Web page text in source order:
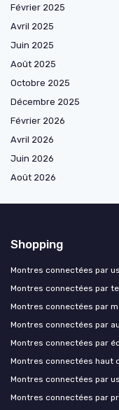
Février 2025
Avril 2025
Juin 2025
Août 2025
Octobre 2025
Décembre 2025
Février 2026
Avril 2026
Juin 2026
Août 2026
Shopping
Montres connectées par
Montres connectées par
Montres connectées par
Montres connectées par
Montres connectées par
Montres connectées haut
Montres connectées par
Montres connectées par